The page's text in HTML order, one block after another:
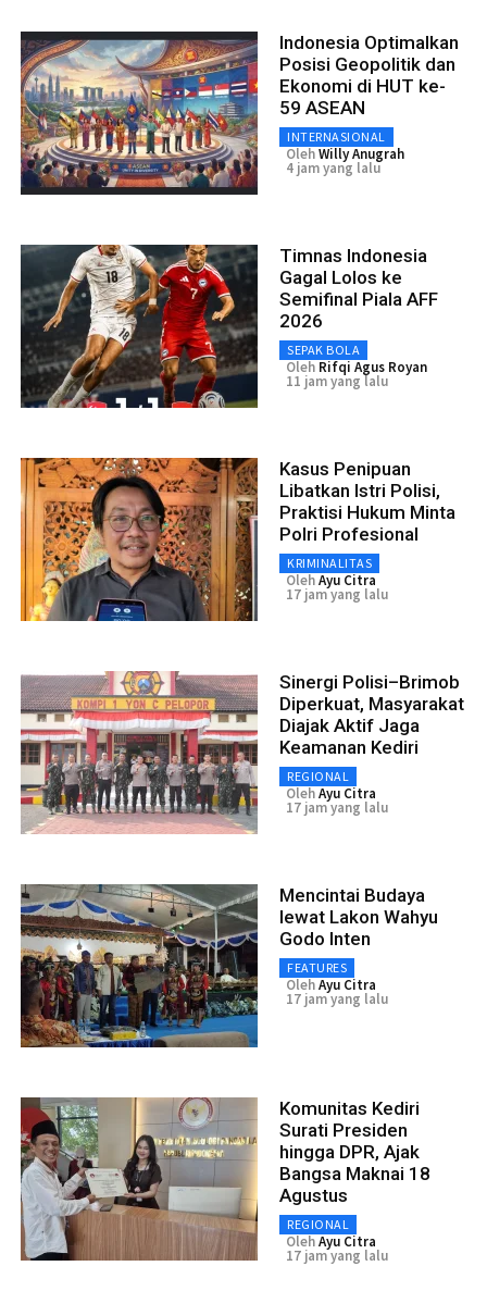
Indonesia Optimalkan
Posisi Geopolitik dan
Ekonomi di HUT ke-
59 ASEAN
INTERNASIONAL
OlehWilly Anugrah
4 jam yang lalu
Timnas Indonesia
Gagal Lolos ke
Semifinal Piala AFF
2026
SEPAK BOLA
Oleh Rifqi Agus Royan
11 jam yang lalu
Kasus Penipuan
Libatkan Istri Polisi,
Praktisi Hukum Minta
Polri Profesional
KRIMINALITAS
OlehAyu Citra
17 jam yang lalu
Sinergi Polisi–Brimob
Diperkuat, Masyarakat
Diajak Aktif Jaga
Keamanan Kediri
REGIONAL
OlehAyu Citra
17 jam yang lalu
Mencintai Budaya
lewat Lakon Wahyu
Godo Inten
FEATURES
OlehAyu Citra
17 jam yang lalu
Komunitas Kediri
Surati Presiden
hingga DPR, Ajak
Bangsa Maknai 18
Agustus
REGIONAL
OlehAyu Citra
17 jam yang lalu